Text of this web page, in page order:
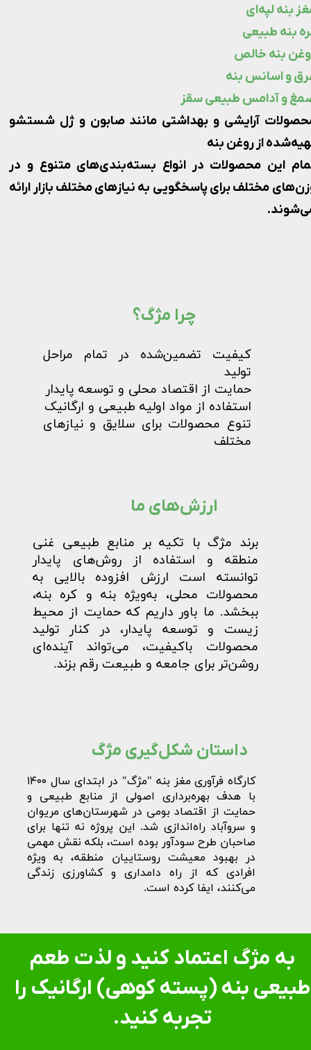
بنه لپه‌ای
بنه طبیعی
بنه خالص
و اسانس بنه
و آدامس طبیعی سقز
آرایشی و بهداشتی مانند صابون و ژل شستشو
از روغن بنه
این محصولات در انواع بسته‌بندی‌های متنوع و در
مختلف برای پاسخگویی به نیازهای مختلف بازار ارائه
کیفیت تضمین‌شده در تمام مراحل
تولید
حمایت از اقتصاد محلی و توسعه پایدار
استفاده از مواد اولیه طبیعی و ارگانیک
تنوع محصولات برای سلایق و نیازهای
مختلف​​​​​​​
چرا مژگ؟​​​​​​​
برند مژگ با تکیه بر منابع طبیعی غنی
منطقه و استفاده از روش‌های پایدار
توانسته است ارزش افزوده بالایی به
محصولات محلی، به‌ویژه بنه و کره بنه،
ببخشد. ما باور داریم که حمایت از محیط
زیست و توسعه پایدار، در کنار تولید
محصولات باکیفیت، می‌تواند آینده‌ای
روشن‌تر برای جامعه و طبیعت رقم بزند.​​​​​​​
ارزش‌های ما​​​​​​​
داستان شکل‌گیری مژگ​​​​​​​
کارگاه فرآوری مغز بنه "مژگ" در ابتدای سال ۱۴۰۰
با هدف بهره‌برداری اصولی از منابع طبیعی و
حمایت از اقتصاد بومی در شهرستان‌های مریوان
و سروآباد راه‌اندازی شد. این پروژه نه تنها برای
صاحبان طرح سودآور بوده است، بلکه نقش مهمی
در بهبود معیشت روستاییان منطقه، به ویژه
افرادی که از راه دامداری و کشاورزی زندگی
می‌کنند، ایفا کرده است.​​​​​​​
به مژگ اعتماد کنید و لذت طعم
طبیعی​​​​​​​ بنه (پسته کوهی) ارگانیک را ​​​​​​​
تجربه کنید.​​​​​​​